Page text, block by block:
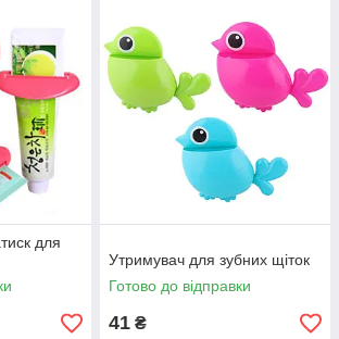
для
Утримувач для зубних щіток
Готово до відправки
41 ₴